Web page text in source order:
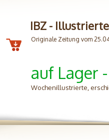
IBZ -
Originale Zeitung vom
auf Lager
Wochenillustrierte,